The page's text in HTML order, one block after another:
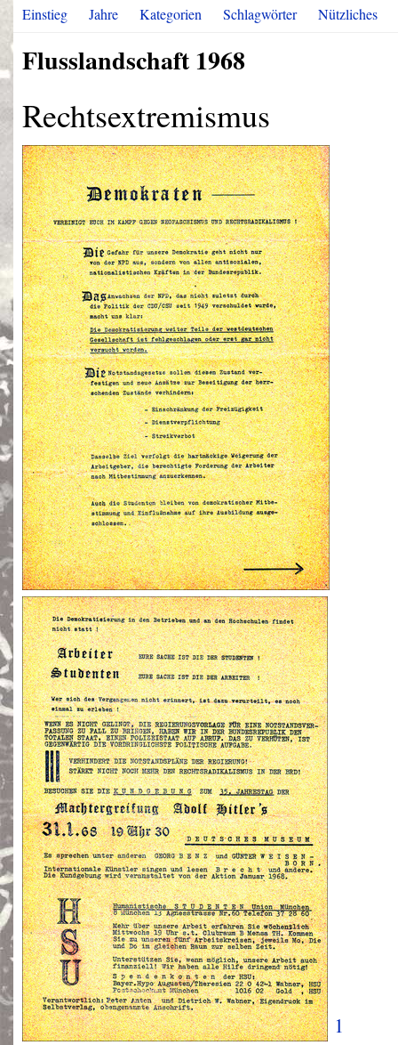
Einstieg Jahre Kategorien Schlagwörter Nützliches
Flusslandschaft 1968
Rechtsextremismus
1